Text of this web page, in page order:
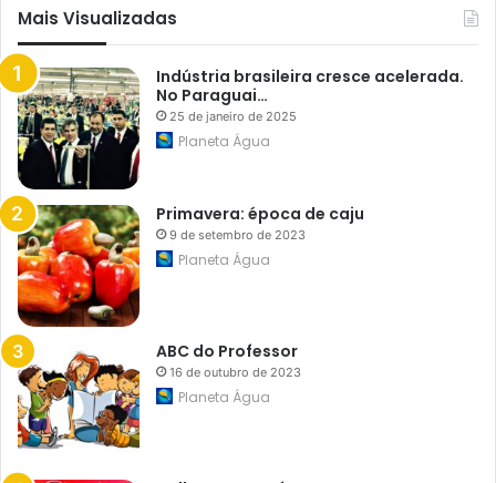
m
p
e
6
a
n
o
Mais Visualizadas
Indústria brasileira cresce acelerada.
No Paraguai…
25 de janeiro de 2025
Planeta Água
Primavera: época de caju
9 de setembro de 2023
Planeta Água
ABC do Professor
16 de outubro de 2023
Planeta Água